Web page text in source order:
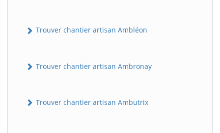
Trouver chantier artisan Ambléon
Trouver chantier artisan Ambronay
Trouver chantier artisan Ambutrix